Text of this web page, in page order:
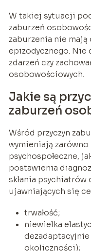
W takiej sytuacji
zaburzeń
zaburzenia nie
epizodycznego. Nie
zdarzeń czy
osobowościowych.
Jakie są
zaburzeń
Wśród przyczyn
wymieniają
psychospołeczne,
postawienia
skłania psychiatrów
ujawniających się
trwałość;
niewielka
okoliczności);